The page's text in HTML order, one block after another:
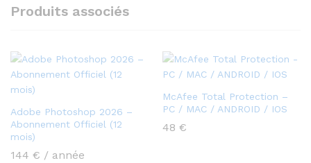
Produits associés
Adobe Photoshop 2026 –
Abonnement Officiel (12
mois)
144 € / année
McAfee Total Protection –
PC / MAC / ANDROID / IOS
48 €